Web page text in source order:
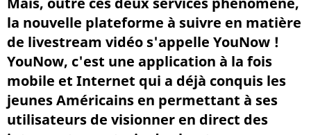
la nouvelle plateforme à suivre en matière
de livestream vidéo s'appelle YouNow !
YouNow, c'est une application à la fois
mobile et Internet qui a déjà conquis les
jeunes Américains en permettant à ses
utilisateurs de visionner en direct des